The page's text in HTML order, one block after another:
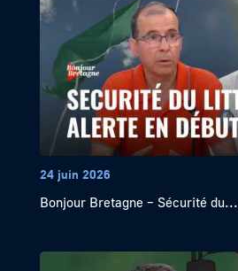
24 juin 2026
Bonjour Bretagne – Sécurité du...